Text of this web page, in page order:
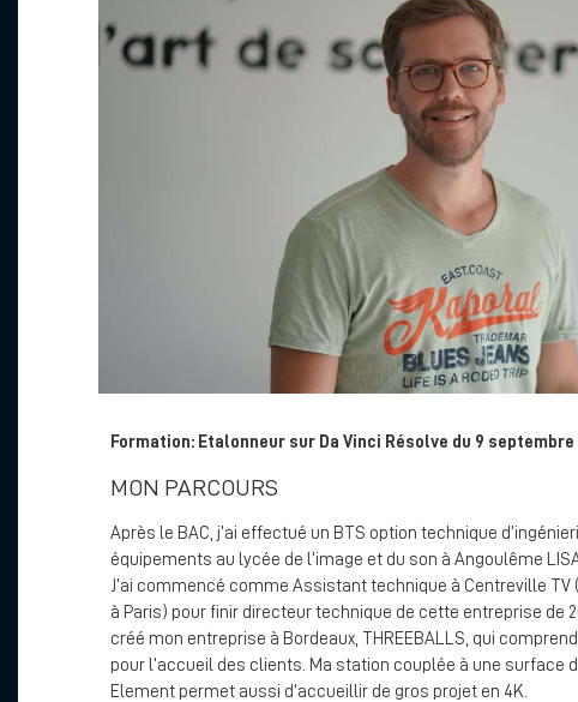
Formation: Etalonneur sur Da Vinci Résolve du 9 septembre
MON PARCOURS
Après le BAC, j’ai effectué un BTS option technique
équipements au lycée de l’image et du son à Angoulême LISA
J’ai commencé comme Assistant technique à Centreville
à Paris) pour finir directeur technique de cette entreprise de
créé mon entreprise à Bordeaux, THREEBALLS, qui
pour l’accueil des clients. Ma station couplée à une surface
Element permet aussi d’accueillir de gros projet en 4K.